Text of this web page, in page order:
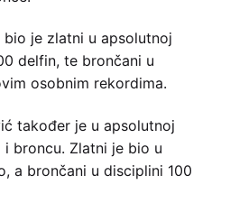
bio je zlatni u apsolutnoj
delfin, te brončani u
osobnim rekordima.
također je u apsolutnoj
broncu. Zlatni je bio u
a brončani u disciplini 100